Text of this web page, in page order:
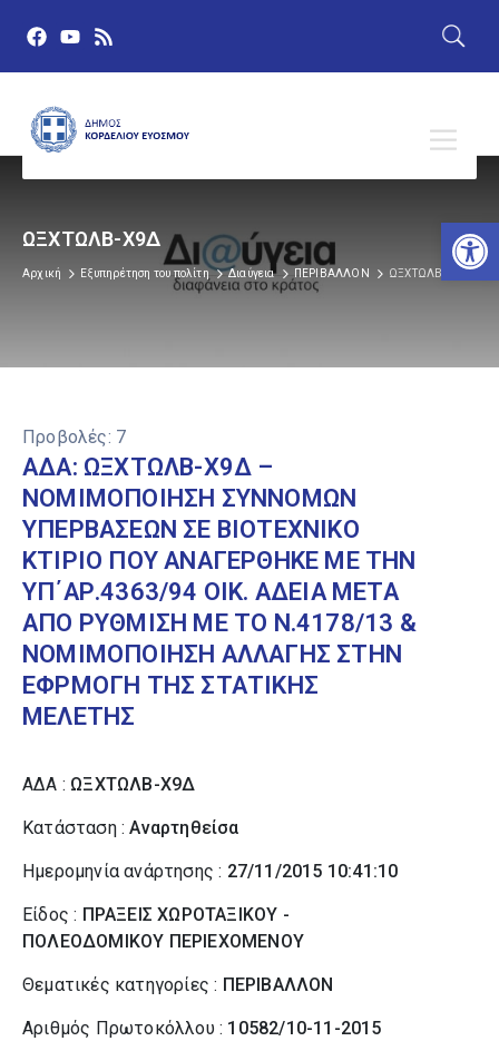
ΩΞΧΤΩΛΒ-Χ9Δ
Αρχική Εξυπηρέτηση του πολίτη Διαύγεια ΠΕΡΙΒΑΛΛΟΝ ΩΞΧΤΩΛΒ-Χ9Δ
Προβολές: 7
ΑΔΑ: ΩΞΧΤΩΛΒ-Χ9Δ –
ΝΟΜΙΜΟΠΟΙΗΣΗ ΣΥΝΝΟΜΩΝ
ΥΠΕΡΒΑΣΕΩΝ ΣΕ ΒΙΟΤΕΧΝΙΚΟ
ΚΤΙΡΙΟ ΠΟΥ ΑΝΑΓΕΡΘΗΚΕ ΜΕ ΤΗΝ
ΥΠ΄ΑΡ.4363/94 ΟΙΚ. ΑΔΕΙΑ ΜΕΤΑ
ΑΠΟ ΡΥΘΜΙΣΗ ΜΕ ΤΟ Ν.4178/13 &
ΝΟΜΙΜΟΠΟΙΗΣΗ ΑΛΛΑΓΗΣ ΣΤΗΝ
ΕΦΡΜΟΓΗ ΤΗΣ ΣΤΑΤΙΚΗΣ
ΜΕΛΕΤΗΣ
ΑΔΑ : ΩΞΧΤΩΛΒ-Χ9Δ
Κατάσταση :Αναρτηθείσα
Ημερομηνία ανάρτησης : 27/11/2015 10:41:10
Είδος : ΠΡΑΞΕΙΣ ΧΩΡΟΤΑΞΙΚΟΥ -
ΠΟΛΕΟΔΟΜΙΚΟΥ ΠΕΡΙΕΧΟΜΕΝΟΥ
Θεματικές κατηγορίες : ΠΕΡΙΒΑΛΛΟΝ
Αριθμός Πρωτοκόλλου : 10582/10-11-2015